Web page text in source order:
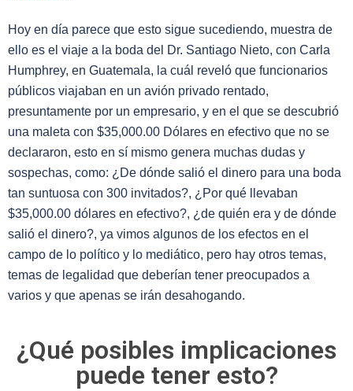
Hoy en día parece que esto sigue sucediendo, muestra de
ello es el viaje a la boda del Dr. Santiago Nieto, con Carla
Humphrey, en Guatemala, la cuál reveló que funcionarios
públicos viajaban en un avión privado rentado,
presuntamente por un empresario, y en el que se descubrió
una maleta con $35,000.00 Dólares en efectivo que no se
declararon, esto en sí mismo genera muchas dudas y
sospechas, como: ¿De dónde salió el dinero para una boda
tan suntuosa con 300 invitados?, ¿Por qué llevaban
$35,000.00 dólares en efectivo?, ¿de quién era y de dónde
salió el dinero?, ya vimos algunos de los efectos en el
campo de lo político y lo mediático, pero hay otros temas,
temas de legalidad que deberían tener preocupados a
varios y que apenas se irán desahogando.
¿Qué posibles implicaciones
puede tener esto?